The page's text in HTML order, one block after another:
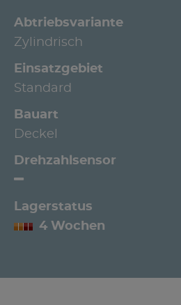
Abtriebsvariante
Zylindrisch
Einsatzgebiet
Standard
Bauart
Deckel
Drehzahlsensor
Lagerstatus
4 Wochen